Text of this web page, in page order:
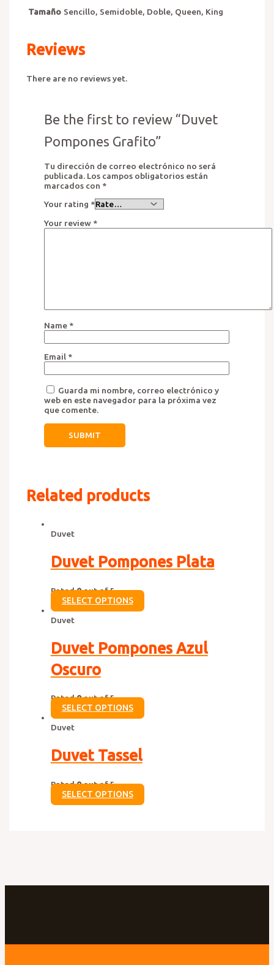
Tamaño Sencillo, Semidoble, Doble, Queen, King
Reviews
There are no reviews yet.
Be the first to review “Duvet
Pompones Grafito”
Tu dirección de correo electrónico no será
publicada. Los campos obligatorios están
marcados con *
Your rating *
Your review *
Name *
Email *
Guarda mi nombre, correo electrónico y
web en este navegador para la próxima vez
que comente.
Related products
Duvet
Duvet Pompones Plata
Rated0out of 5
SELECT OPTIONS
Duvet
Duvet Pompones Azul
Oscuro
Rated0out of 5
SELECT OPTIONS
Duvet
Duvet Tassel
Rated0out of 5
SELECT OPTIONS